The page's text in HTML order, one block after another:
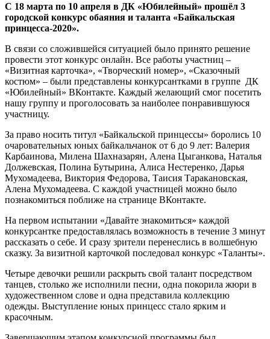
С 18 марта по 10 апреля в ДК «Юбилейный» прошёл 3
городской конкурс обаяния и таланта «Байкальская
принцесса-2020».
В связи со сложившейся ситуацией было принято решение
провести этот конкурс онлайн. Все работы участниц –
«Визитная карточка», «Творческий номер», «Сказочный
костюм» – были представлены конкурсантками в группе ДК
«Юбилейный» ВКонтакте. Каждый желающий смог посетить
нашу группу и проголосовать за наиболее понравившуюся
участницу.
За право носить титул «Байкальской принцессы» боролись 10
очаровательных юных байкальчанок от 6 до 9 лет: Валерия
Карбаинова, Милена Шахназарян, Алена Цыганкова, Наталья
Должевская, Полина Бутырина, Алиса Нестеренко, Дарья
Мухомадеева, Виктория Федорова, Таисия Таракановская,
Алена Мухомадеева. С каждой участницей можно было
познакомиться поближе на странице ВКонтакте.
На первом испытании «Давайте знакомиться» каждой
конкурсантке предоставлялась возможность в течение 3 минут
рассказать о себе. И сразу зрители перенеслись в волшебную
сказку. За визитной карточкой последовал конкурс «Таланты».
Четыре девочки решили раскрыть свой талант посредством
танцев, столько же исполнили песни, одна покорила жюри в
художественном слове и одна представила коллекцию
одежды. Выступление юных принцесс стало ярким и
красочным.